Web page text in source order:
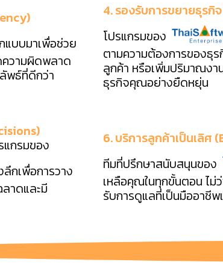
แบบมาเพื่อช่วย
ความผิดพลาด
พธ์ที่ดีกว่า
4. รองรับการขยายธุรกิ
โปรแกรมของ
ตามความต้องการของธุร
ลูกค้า หรือเพิ่มปริมาณงา
ธุรกิจคุณอย่างยืดหยุ่น
กรมของ
กเพื่อการวาง
าดและมี
6. บริการลูกค้าเป็นเลิ
ทีมที่ปรึกษาสนับสนุนของ
เหลือคุณในทุกขั้นตอน ไม่
รับการดูแลที่เป็นมืออาชี